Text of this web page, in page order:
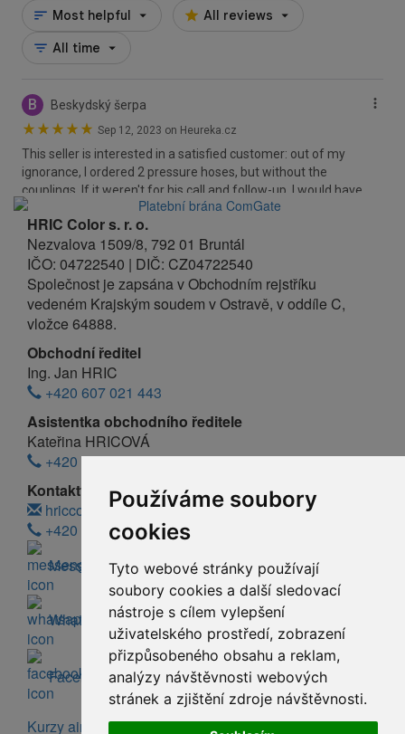
Používáme soubory
cookies
Tyto webové stránky používají
soubory cookies a další sledovací
nástroje s cílem vylepšení
uživatelského prostředí, zobrazení
přizpůsobeného obsahu a reklam,
analýzy návštěvnosti webových
stránek a zjištění zdroje návštěvnosti.
HRIC Color s. r. o.
Nezvalova 1509/8, 792 01 Bruntál
IČO: 04722540 | DIČ: CZ04722540
Společnost je zapsána v Obchodním rejstříku
vedeném Krajským soudem v Ostravě, v oddíle C,
vložce 64888.
Obchodní ředitel
Ing. Jan HRIC
+420 607 021 443
Asistentka obchodního ředitele
Kateřina HRICOVÁ
+420 607 021 334
Kontakty:
hriccolor@hriccolor.cz
+420 607 021 443
Messenger
WhatsApp
Facebook
Kurzy airless stříkání